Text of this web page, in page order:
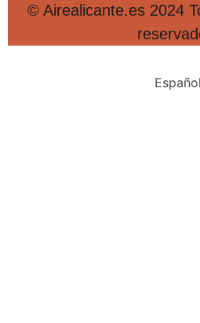
© Airealicante.es 2024
Español